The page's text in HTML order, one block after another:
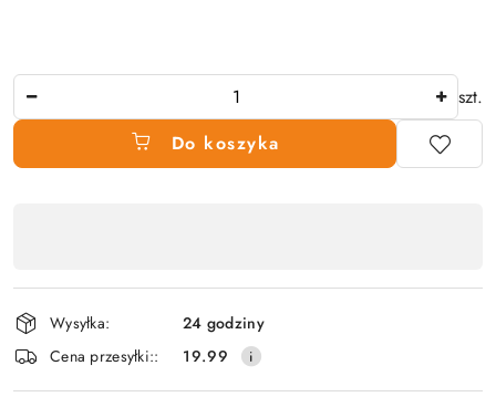
szt.
Do koszyka
,
płatność
i
dostawa
Wysyłka:
24 godziny
Cena przesyłki::
19.99